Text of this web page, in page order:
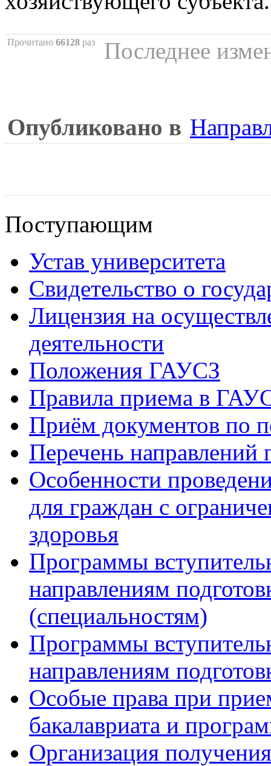
Прочитано 66128 раз Последнее
Опубликовано в
Поступающим
Устав университета
Свидетельство о
Лицензия на
деятельности
Положения ГАУСЗ
Правила приема в
Приём документов по
Перечень направлений
Особенности
для граждан с
здоровья
Программы
направлениям
(специальностям)
Программы
направлениям
Особые права при
бакалавриата и
Организация